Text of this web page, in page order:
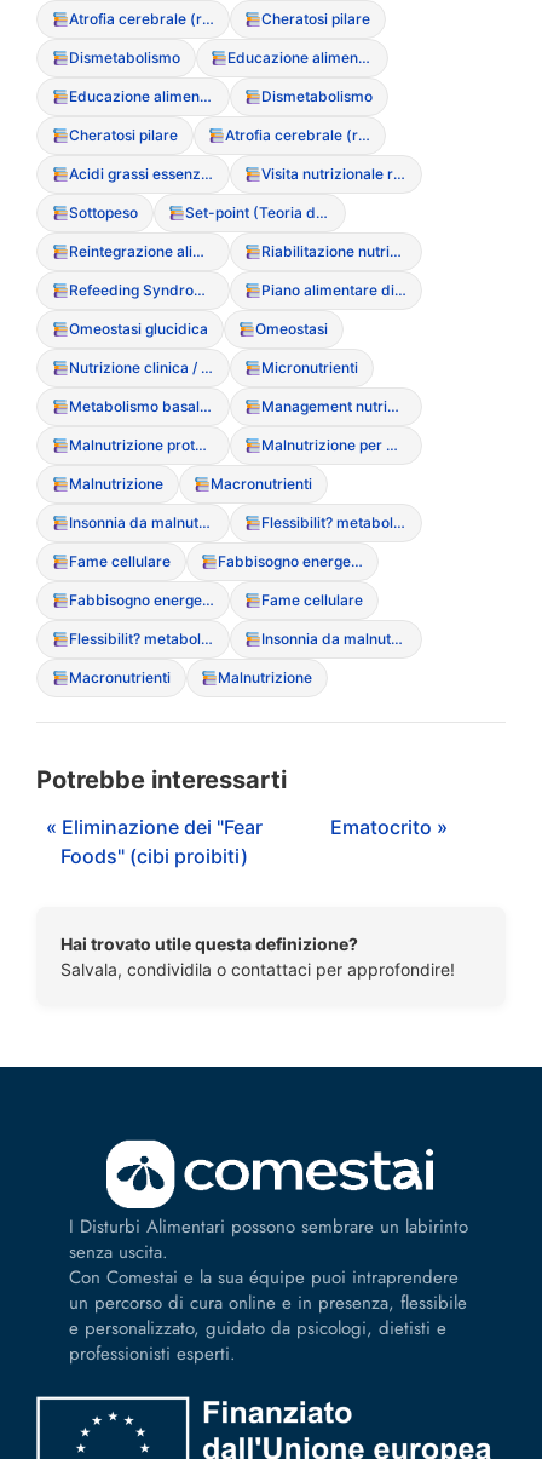
Atrofia cerebrale (reversibile) Cheratosi pilare
Dismetabolismo Educazione alimentare riabilitativa
Educazione alimentare riabilitativa Dismetabolismo
Cheratosi pilare Atrofia cerebrale (reversibile)
Acidi grassi essenziali Visita nutrizionale riabilitativa
Sottopeso Set-point (Teoria del peso naturale)
Reintegrazione alimentare Riabilitazione nutrizionale (fasi della)
Refeeding Syndrome (Sindrome da rialimentazione) Piano alimentare di riabilitazione
Omeostasi glucidica Omeostasi
Nutrizione clinica / artificiale (SNG/PEG) Micronutrienti
Metabolismo basale (BMR) Management nutrizionale
Malnutrizione proteico-energetica Malnutrizione per difetto
Malnutrizione Macronutrienti
Insonnia da malnutrizione Flessibilit? metabolica
Fame cellulare Fabbisogno energetico
Fabbisogno energetico Fame cellulare
Flessibilit? metabolica Insonnia da malnutrizione
Macronutrienti Malnutrizione
Potrebbe interessarti
« Eliminazione dei "Fear
Foods" (cibi proibiti)
Ematocrito »
Hai trovato utile questa definizione?
Salvala, condividila o contattaci per approfondire!
I Disturbi Alimentari possono sembrare un labirinto
senza uscita.
Con Comestai e la sua équipe puoi intraprendere
un percorso di cura online e in presenza, flessibile
e personalizzato, guidato da psicologi, dietisti e
professionisti esperti.